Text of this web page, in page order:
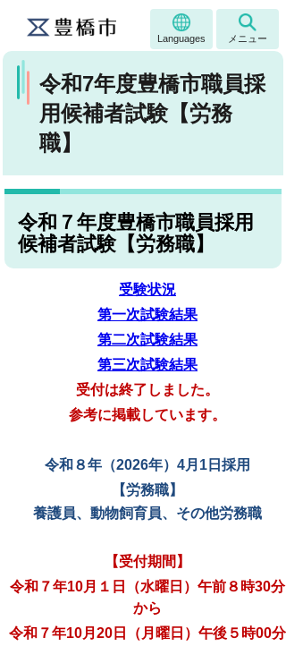
Languages メニュー
令和7年度豊橋市職員採
用候補者試験【労務
職】
令和７年度豊橋市職員採用
候補者試験【労務職】
受験状況
第一次試験結果
第二次試験結果
第三次試験結果
受付は終了しました。
参考に掲載しています。
令和８年（2026年）4月1日採用
【労務職】
養護員、動物飼育員、その他労務職
【受付期間】
令和７年10月１日（水曜日）午前８時30分
から
令和７年10月20日（月曜日）午後５時00分